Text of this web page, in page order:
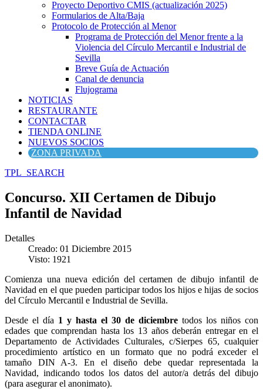
Proyecto Deportivo CMIS (actualización 2025)
Formularios de Alta/Baja
Protocolo de Protección al Menor
Programa de Protección del Menor frente a la
Violencia del Círculo Mercantil e Industrial de
Sevilla
Breve Guía de Actuación
Canal de denuncia
Flujograma
NOTICIAS
RESTAURANTE
CONTACTAR
TIENDA ONLINE
NUEVOS SOCIOS
ZONA PRIVADA
TPL_SEARCH
Concurso. XII Certamen de Dibujo
Infantil de Navidad
Detalles
Creado: 01 Diciembre 2015
Visto: 1921
Comienza una nueva edición del certamen de dibujo infantil de
Navidad en el que pueden participar todos los hijos e hijas de socios
del Círculo Mercantil e Industrial de Sevilla.
Desde el día 1 y hasta el 30 de diciembre todos los niños con
edades que comprendan hasta los 13 años deberán entregar en el
Departamento de Actividades Culturales, c/Sierpes 65, cualquier
procedimiento artístico en un formato que no podrá exceder el
tamaño DIN A-3. En el diseño debe quedar representada la
Navidad, indicando todos los datos del autor/a detrás del dibujo
(para asegurar el anonimato).